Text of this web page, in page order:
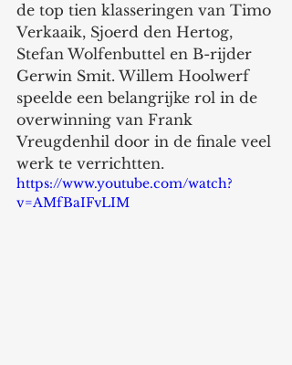
de top tien klasseringen van Timo
Verkaaik, Sjoerd den Hertog,
Stefan Wolfenbuttel en B-rijder
Gerwin Smit. Willem Hoolwerf
speelde een belangrijke rol in de
overwinning van Frank
Vreugdenhil door in de finale veel
werk te verrichtten.
https://www.youtube.com/watch?
v=AMfBaIFvLIM